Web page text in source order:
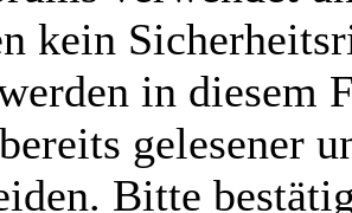
kein
in diesem
gelesener
Bitte